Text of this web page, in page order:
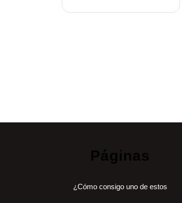
Páginas
¿Cómo consigo uno de estos